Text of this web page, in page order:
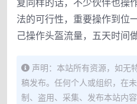
法的可行性，重要操作到位
己操作头盔流量，五天时间
声明：本站所有资源，如无
稿发布。任何个人或组织，在
制、盗用、采集、发布本站内